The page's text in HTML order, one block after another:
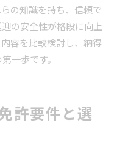
の知識を持ち、信頼で
の安全性が格段に向上
容を比較検討し、納得
一歩です。
許要件と選